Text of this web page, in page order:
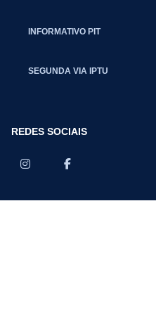
INFORMATIVO PIT
SEGUNDA VIA IPTU
REDES SOCIAIS